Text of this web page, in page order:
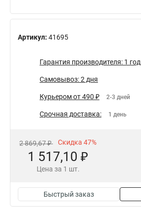
Артикул: 41695
Гарантия производителя: 1 год
Самовывоз: 2 дня
Курьером от 490 ₽ 2-3 дней
Срочная доставка: 1 день
2 869,67 ₽ Скидка 47%
1 517,10 ₽
Цена за 1 шт.
Быстрый заказ